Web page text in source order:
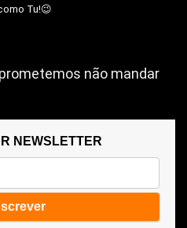
Tu!😉
não mandar
NEWSLETTER